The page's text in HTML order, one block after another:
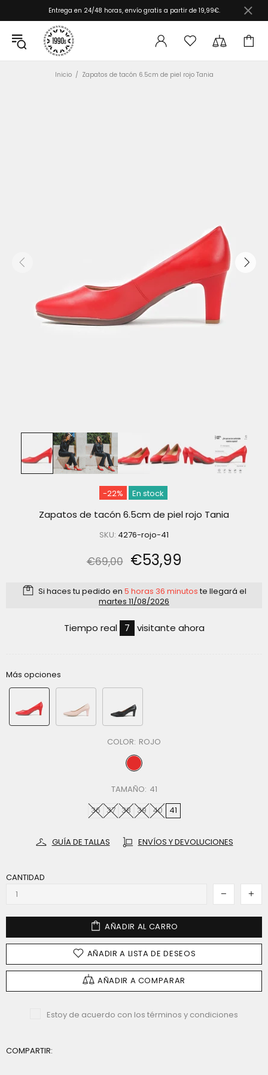
Entrega en 24/48 horas, envío gratis a partir de 19,99€.
Inicio Zapatos de tacón 6.5cm de piel rojo Tania
-22% En stock
Zapatos de tacón 6.5cm de piel rojo Tania
SKU: 4276-rojo-41
€69,00 €53,99
Si haces tu pedido en 5 horas 36 minutoste llegará el
martes 11/08/2026
Tiempo real 7 visitante ahora
Más opciones
COLOR: ROJO
TAMAÑO: 41
36 37 38 39 40 41
GUÍA DE TALLAS ENVÍOS Y DEVOLUCIONES
CANTIDAD
AÑADIR AL CARRO
AÑADIR A LISTA DE DESEOS
AÑADIR A COMPARAR
Estoy de acuerdo con los términos y condiciones
COMPARTIR: